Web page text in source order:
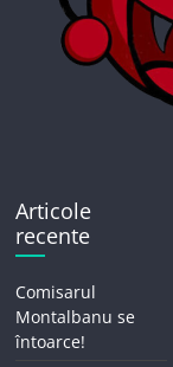
Articole
recente
Comisarul
Montalbanu se
întoarce!